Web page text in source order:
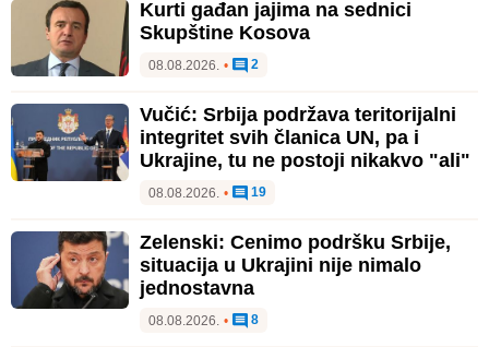
Kurti gađan jajima na sednici
Skupštine Kosova
08.08.2026. • 2
Vučić: Srbija podržava teritorijalni
integritet svih članica UN, pa i
Ukrajine, tu ne postoji nikakvo "ali"
08.08.2026. • 19
Zelenski: Cenimo podršku Srbije,
situacija u Ukrajini nije nimalo
jednostavna
08.08.2026. • 8